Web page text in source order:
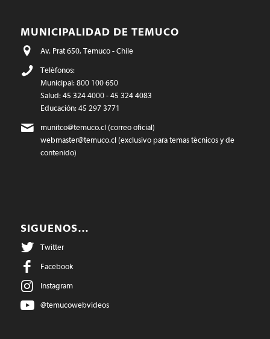
MUNICIPALIDAD DE TEMUCO
Av. Prat 650, Temuco - Chile
Teléfonos:
Municipal: 800 100 650
Salud: 45 324 4000 - 45 324 4083
Educación: 45 297 3771
munitco@temuco.cl(correo oficial)
webmaster@temuco.cl(exclusivo para temas técnicos y de
contenido)
SIGUENOS…
Twitter
Facebook
Instagram
@temucowebvideos